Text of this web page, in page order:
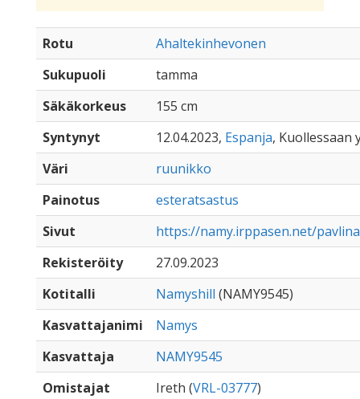
Rotu
Ahaltekinhevonen
Sukupuoli
tamma
Säkäkorkeus
155 cm
Syntynyt
12.04.2023, Espanja, Kuollessaan
Väri
ruunikko
Painotus
esteratsastus
Sivut
https://namy.irppasen.net/
Rekisteröity
27.09.2023
Kotitalli
Namyshill (NAMY9545)
Kasvattajanimi
Namys
Kasvattaja
NAMY9545
Omistajat
Ireth (VRL-03777)